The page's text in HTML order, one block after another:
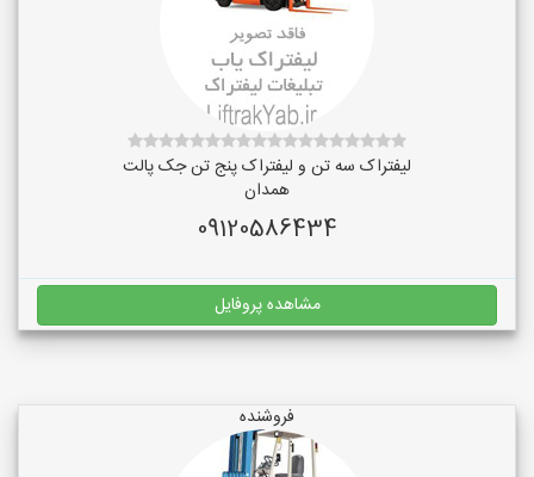
لیفتراک سه تن و لیفتراک پنج تن جک پالت
همدان
09120586434
مشاهده پروفایل
فروشنده